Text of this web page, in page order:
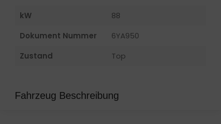
kW
88
Dokument Nummer
6YA950
Zustand
Top
Fahrzeug Beschreibung